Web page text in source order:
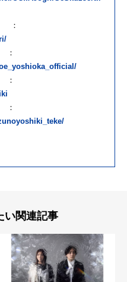
：
い関連記事